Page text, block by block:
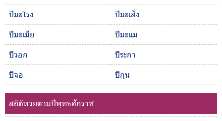
ปีมะโรง
ปีมะเส็ง
ปีมะเมีย
ปีมะแม
ปีวอก
ปีระกา
ปีจอ
ปีกุน
สถิติหวยตามปีพุทธศักราช